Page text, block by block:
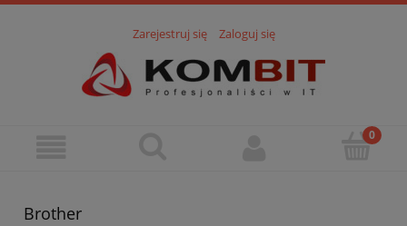
Zarejestruj się Zaloguj się
Brother